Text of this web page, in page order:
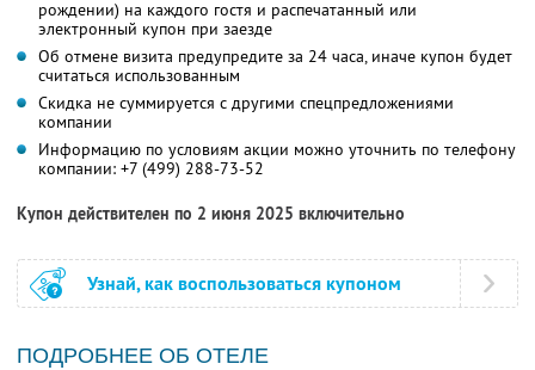
рождении) на каждого гостя и распечатанный или
электронный купон при заезде
Об отмене визита предупредите за 24 часа, иначе купон будет
считаться использованным
Скидка не суммируется с другими спецпредложениями
компании
Информацию по условиям акции можно уточнить по телефону
компании: +7 (499) 288-73-52
Купон действителен по 2 июня 2025 включительно
Узнай, как воспользоваться купоном
ПОДРОБНЕЕ ОБ ОТЕЛЕ